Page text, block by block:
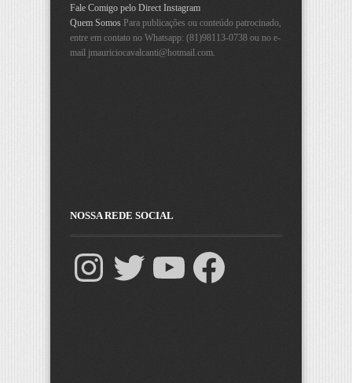
Fale Comigo pelo Direct Instagram
Quem Somos Para publicações ou conteúdo patrocinado,
entre em contato no Whatsapp: (81)98113-0738 ou no e-
mail jmauriciocavalcanti@hotmail.com
NOSSA REDE SOCIAL